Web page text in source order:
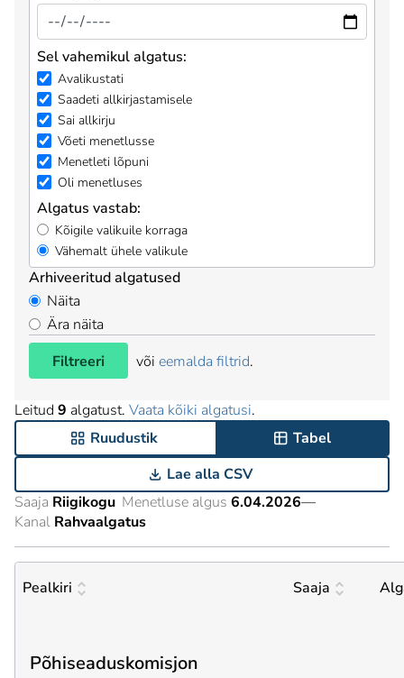
Sel vahemikul algatus:
Avalikustati
Saadeti allkirjastamisele
Sai allkirju
Võeti menetlusse
Menetleti lõpuni
Oli menetluses
Algatus vastab:
Kõigile valikuile korraga
Vähemalt ühele valikule
Arhiveeritud algatused
Näita
Ära näita
Filtreeri
või eemalda filtrid.
Leitud 9 algatust. Vaata kõiki algatusi.
Ruudustik
Tabel
Lae alla CSV
Saaja Riigikogu Menetluse algus 6.04.2026—
Kanal Rahvaalgatus
Pealkiri Saaja
Põhiseaduskomisjon